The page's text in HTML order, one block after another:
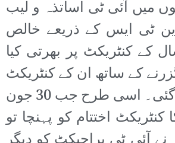
سکولوں میں آئی ٹی اساتذہ و لیب
ٹی ایس کے ذریعے خالص
کے کنٹریکٹ پر بھرتی کیا
کے ساتھ ان کے کنٹریکٹ
میں توسیع کی گئی۔ اسی طرح جب 30 جون
کا کنٹریکٹ اختتام کو پہنچا تو